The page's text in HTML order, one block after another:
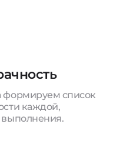
формируем список
каждой,
выполнения.